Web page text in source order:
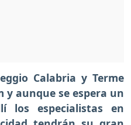
Calabria y Terme
y aunque se espera un
los especialistas en